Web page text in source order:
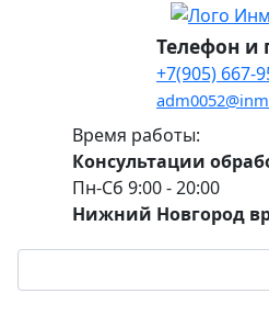
Телефон и
+7(905) 667-
Время работы:
Консультации
Пн-Сб 9:00 - 20:00
Нижний Новгород